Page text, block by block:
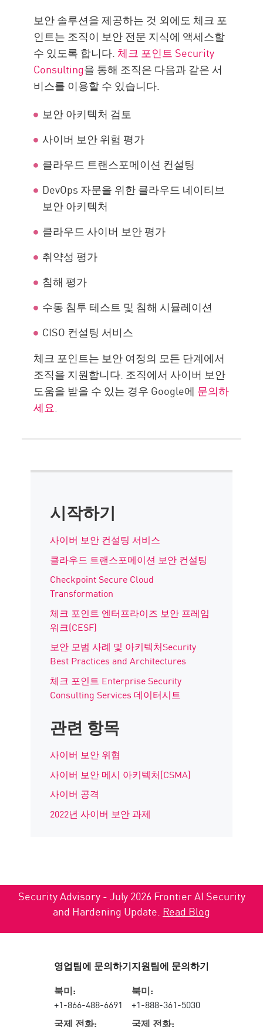
보안 솔루션을 제공하는 것 외에도 체크 포
인트는 조직이 보안 전문 지식에 액세스할
수 있도록 합니다.체크 포인트 Security
Consulting을 통해 조직은 다음과 같은 서
비스를 이용할 수 있습니다.
보안 아키텍처 검토
사이버 보안 위험 평가
클라우드 트랜스포메이션 컨설팅
DevOps 자문을 위한 클라우드 네이티브
보안 아키텍처
클라우드 사이버 보안 평가
취약성 평가
침해 평가
수동 침투 테스트 및 침해 시뮬레이션
CISO 컨설팅 서비스
체크 포인트는 보안 여정의 모든 단계에서
조직을 지원합니다. 조직에서 사이버 보안
도움을 받을 수 있는 경우 Google에 문의하
세요.
시작하기
사이버 보안 컨설팅 서비스
클라우드 트랜스포메이션 보안 컨설팅
Checkpoint Secure Cloud
Transformation
체크 포인트 엔터프라이즈 보안 프레임
워크(CESF)
보안 모범 사례 및 아키텍처Security
Best Practices and Architectures
체크 포인트 Enterprise Security
Consulting Services 데이터시트
관련 항목
사이버 보안 위협
사이버 보안 메시 아키텍처(CSMA)
사이버 공격
2022년 사이버 보안 과제
Security Advisory - July 2026 Frontier AI Security
and Hardening Update. Read Blog
영업팀에 문의하기
북미:
+1-866-488-6691
국제 전화:
지원팀에 문의하기
북미:
+1-888-361-5030
국제 전화: